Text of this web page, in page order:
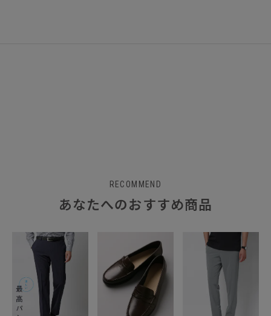
RECOMMEND
あなたへのおすすめ商品